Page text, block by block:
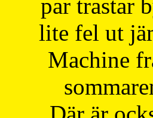
par trastar
lite fel ut
Machine